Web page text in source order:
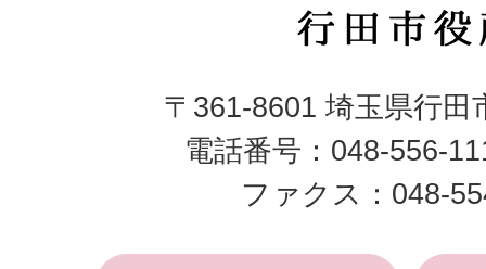
行
市
役
所
〒361-8601 埼玉県行田
電話番号：048-556-
ファクス：048-